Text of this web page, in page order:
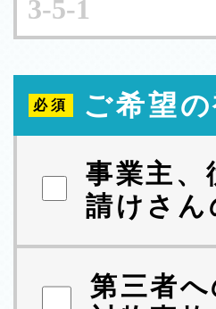
ご希望
事業主、
請けさん
第三者へ